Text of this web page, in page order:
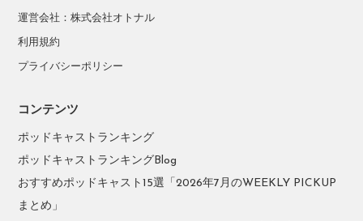
運営会社：株式会社オトナル
利用規約
プライバシーポリシー
コンテンツ
ポッドキャストランキング
ポッドキャストランキングBlog
おすすめポッドキャスト15選「2026年7月のWEEKLY PICKUP
まとめ」